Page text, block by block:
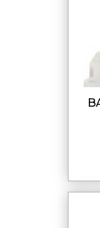
BASE DE POMPE A EAU